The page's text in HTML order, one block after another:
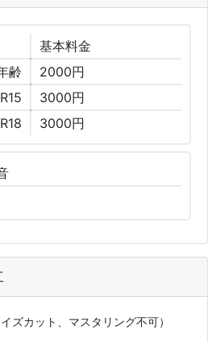
基本料金
齢
2000円
R15
3000円
R18
3000円
ズカット、マスタリング不可）